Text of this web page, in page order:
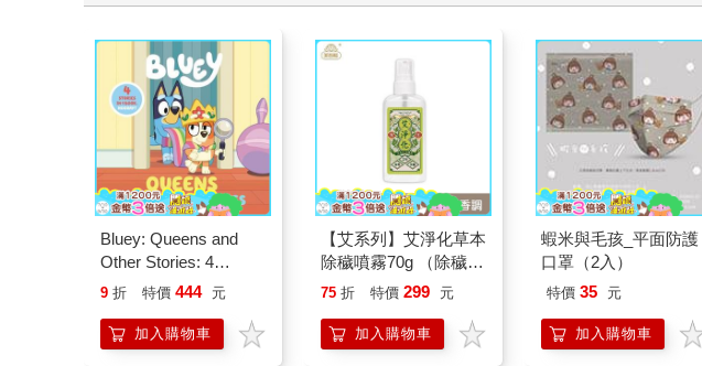
Bluey: Queens and
Other Stories: 4
Stories in 1 Book.
9 折 特價 444 元
加入購物車
【艾系列】艾淨化草本
除穢噴霧70g （除穢/
平安/淨化/艾草/芙蓉/
另有多瓶組優惠賣場
75 折 特價 299 元
加入購物車
蝦米與毛孩_平面防護
口罩（2入）
特價 35 元
加入購物車